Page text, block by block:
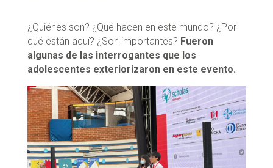
¿Quiénes son? ¿Qué hacen en este mundo? ¿Por
qué están aquí? ¿Son importantes? Fueron
algunas de las interrogantes que los
adolescentes exteriorizaron en este evento.